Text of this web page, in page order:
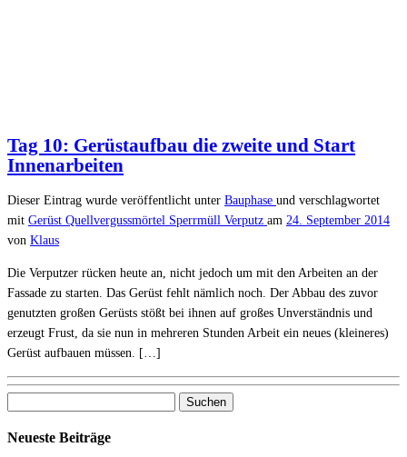
Tag 10: Gerüstaufbau die zweite und Start
Innenarbeiten
Dieser Eintrag wurde veröffentlicht unter Bauphase und verschlagwortet
mit Gerüst Quellvergussmörtel Sperrmüll Verputz am 24. September 2014
von Klaus
Die Verputzer rücken heute an, nicht jedoch um mit den Arbeiten an der
Fassade zu starten. Das Gerüst fehlt nämlich noch. Der Abbau des zuvor
genutzten großen Gerüsts stößt bei ihnen auf großes Unverständnis und
erzeugt Frust, da sie nun in mehreren Stunden Arbeit ein neues (kleineres)
Gerüst aufbauen müssen. […]
Neueste Beiträge